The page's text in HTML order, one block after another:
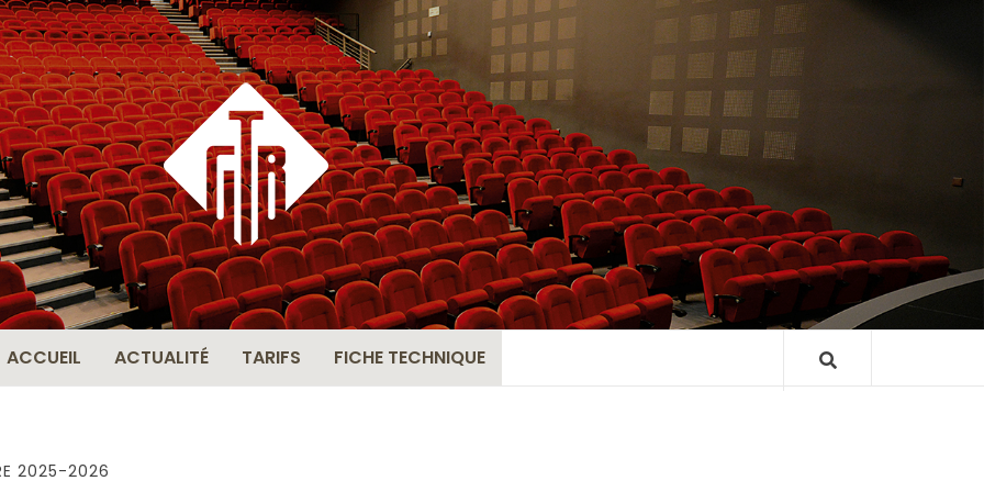
THÉÂTRE GASTON
BERNARD
ACCUEIL ACTUALITÉ TARIFS FICHE TECHNIQUE
2025-2026